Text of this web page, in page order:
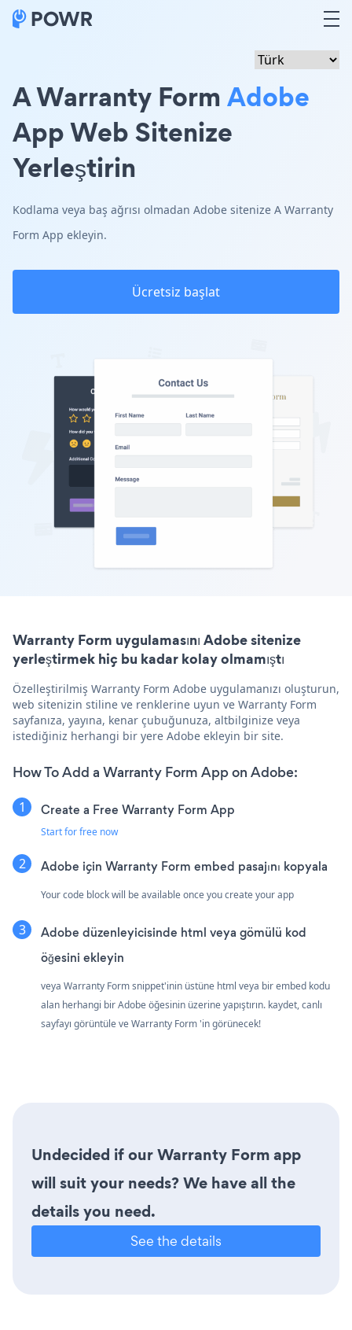
A Warranty Form Adobe
App Web Sitenize
Yerleştirin
Kodlama veya baş ağrısı olmadan Adobe sitenize A Warranty
Form App ekleyin.
Ücretsiz başlat
Warranty Form uygulamasını Adobe sitenize
yerleştirmek hiç bu kadar kolay olmamıştı
Özelleştirilmiş Warranty Form Adobe uygulamanızı oluşturun,
web sitenizin stiline ve renklerine uyun ve Warranty Form
sayfanıza, yayına, kenar çubuğunuza, altbilginize veya
istediğiniz herhangi bir yere Adobe ekleyin bir site.
How To Add a Warranty Form App on Adobe:
Create a Free Warranty Form App
Start for free now
Adobe için Warranty Form embed pasajını kopyala
Your code block will be available once you create your app
Adobe düzenleyicisinde html veya gömülü kod
öğesini ekleyin
veya Warranty Form snippet'inin üstüne html veya bir embed kodu
alan herhangi bir Adobe öğesinin üzerine yapıştırın. kaydet, canlı
sayfayı görüntüle ve Warranty Form 'in görünecek!
Undecided if our Warranty Form app
will suit your needs? We have all the
details you need.
See the details